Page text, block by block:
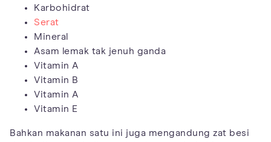
Karbohidrat
Serat
Mineral
Asam lemak tak jenuh ganda
Vitamin A
Vitamin B
Vitamin A
Vitamin E
Bahkan makanan satu ini juga mengandung zat besi